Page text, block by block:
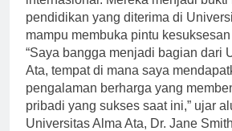
pendidikan yang diterima di
mampu membuka pintu
“Saya bangga menjadi bagian dari
Ata, tempat di mana saya
pengalaman berharga yang
pribadi yang sukses saat ini,” ujar
Universitas Alma Ata, Dr. Jane